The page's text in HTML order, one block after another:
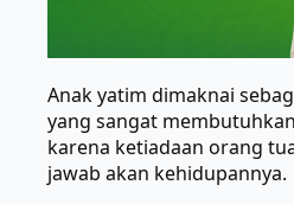
Anak yatim dimaknai
yang sangat
karena ketiadaan orang
jawab akan kehidupannya.